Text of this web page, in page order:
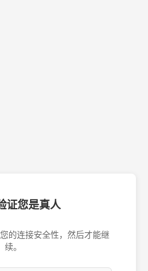
证您是真人
的连接安全性，然后才能继
续。